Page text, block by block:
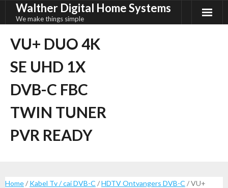
inhoud
Walther Digital Home Systems
We make things simple
VU+ DUO 4K
SE UHD 1X
DVB-C FBC
TWIN TUNER
PVR READY
Home/ Kabel Tv / cai DVB-C /HDTV Ontvangers DVB-C / VU+